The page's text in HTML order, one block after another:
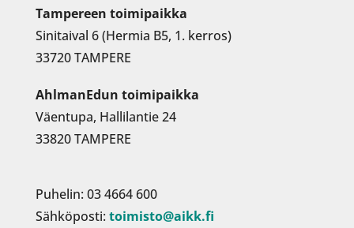
Tampereen toimipaikka
Sinitaival 6 (Hermia B5, 1. kerros)
33720 TAMPERE
AhlmanEdun toimipaikka
Väentupa, Hallilantie 24
33820 TAMPERE
Puhelin: 03 4664 600
Sähköposti: toimisto@aikk.fi